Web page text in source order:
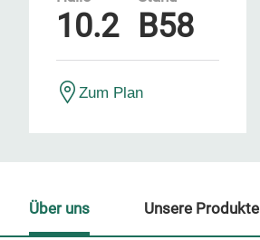
10.2 B58
Zum Plan
Über uns Unsere Produkte